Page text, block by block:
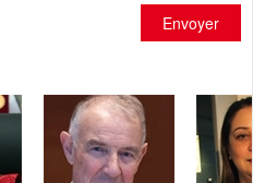
Envoyer